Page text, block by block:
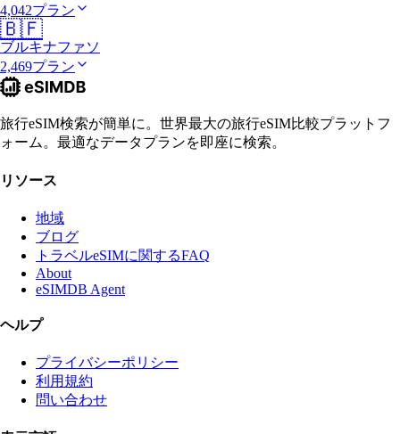
4,042プラン
🇧🇫
ブルキナファソ
2,469プラン
旅行eSIM検索が簡単に。世界最大の旅行eSIM比較プラットフ
ォーム。最適なデータプランを即座に検索。
リソース
地域
ブログ
トラベルeSIMに関するFAQ
About
eSIMDB Agent
ヘルプ
プライバシーポリシー
利用規約
問い合わせ